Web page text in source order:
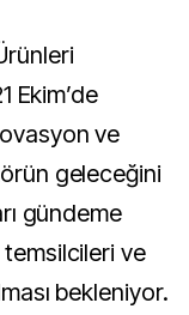
Ekim’de
ve
geleceğini
gündeme
temsilcileri ve
bekleniyor.